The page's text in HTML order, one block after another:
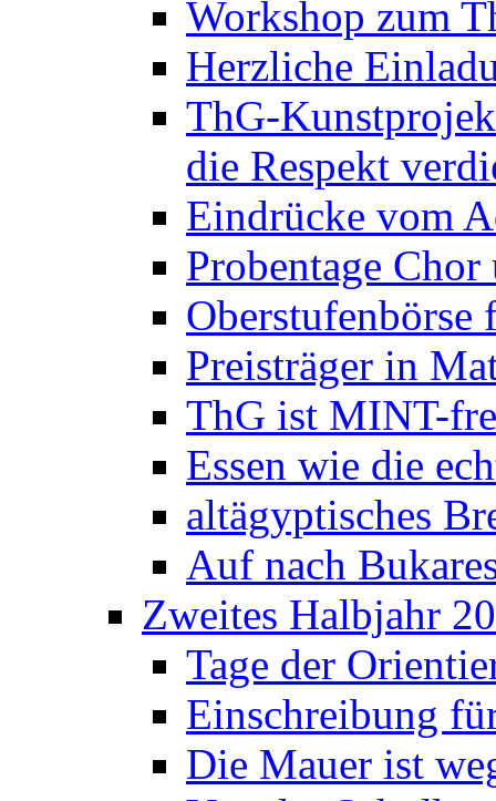
Workshop zum
Herzliche
ThG-
die Respekt
Eindrücke vom
Probentage
Preisträger in
ThG ist MINT-
Essen wie die
altägyptisches
Auf nach
Zweites Halbjahr
Tage der
Einschreibung
Die Mauer ist